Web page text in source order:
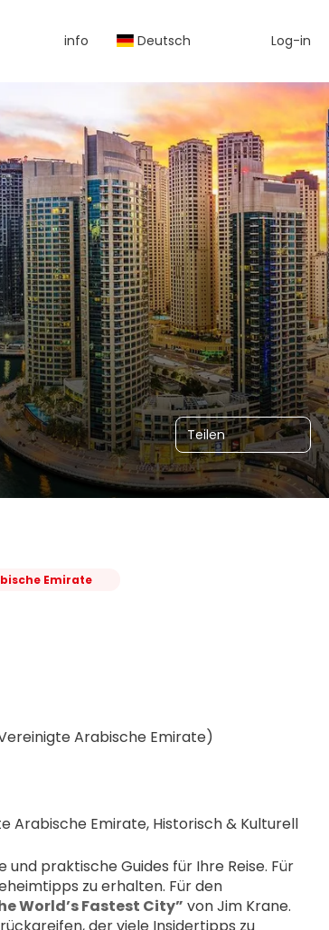
info Deutsch Log-in
Teilen
Emirate
Arabische Emirate)
Arabische Emirate, Historisch & Kulturell
praktische Guides für Ihre Reise. Für
zu erhalten. Für den
World’s Fastest City” von Jim Krane.